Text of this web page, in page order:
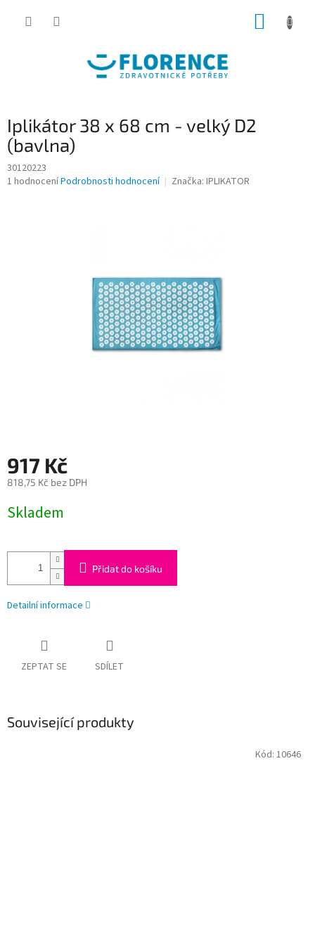
Iplikátor 38 x 68 cm - velký D2
(bavlna)
30120223
Průměrné
1 hodnoceníPodrobnosti hodnocení Značka: IPLIKATOR
917 Kč
818,75 Kč bez DPH
cena:
Skladem
Přidat do košíku
Detailní informace
ZEPTAT SE SDÍLET
Související produkty
Kód: 10646